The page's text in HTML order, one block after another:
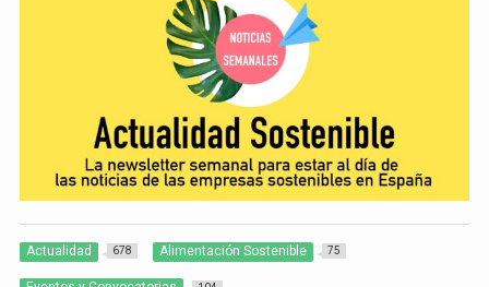
Actualidad 678 Alimentación Sostenible 75